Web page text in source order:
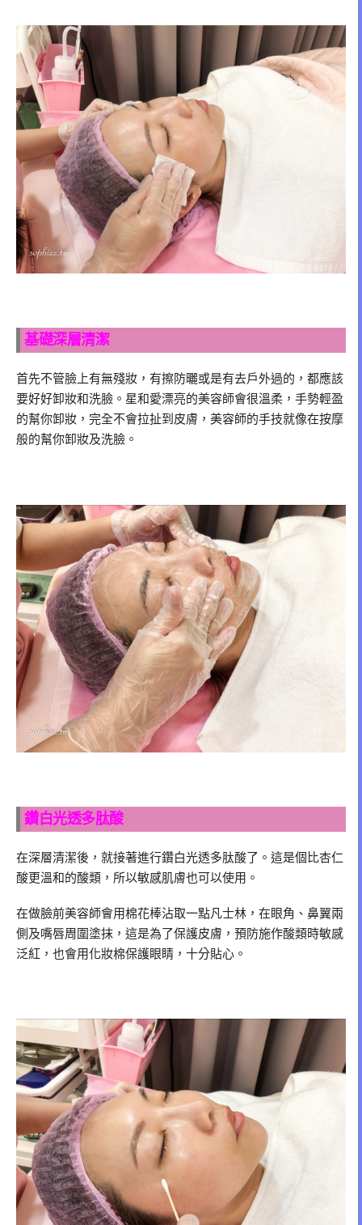
基礎深層清潔
首先不管臉上有無殘妝，有擦防曬或是有去戶外過的，都應該
要好好卸妝和洗臉。星和愛漂亮的美容師會很溫柔，手勢輕盈
的幫你卸妝，完全不會拉扯到皮膚，美容師的手技就像在按摩
般的幫你卸妝及洗臉。
鑽白光透多肽酸
在深層清潔後，就接著進行鑽白光透多肽酸了。這是個比杏仁
酸更溫和的酸類，所以敏感肌膚也可以使用。
在做臉前美容師會用棉花棒沾取一點凡士林，在眼角、鼻翼兩
側及嘴唇周圍塗抹，這是為了保護皮膚，預防施作酸類時敏感
泛紅，也會用化妝棉保護眼睛，十分貼心。